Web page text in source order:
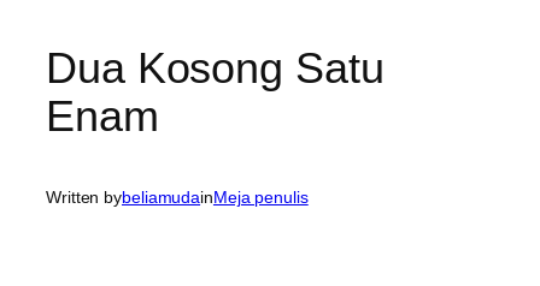
Dua Kosong Satu
Enam
Written bybeliamudainMeja penulis